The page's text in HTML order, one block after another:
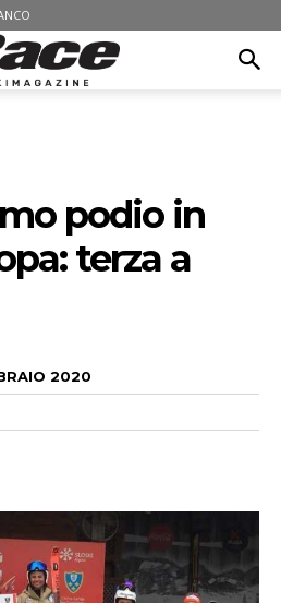
podio in
terza a
2020